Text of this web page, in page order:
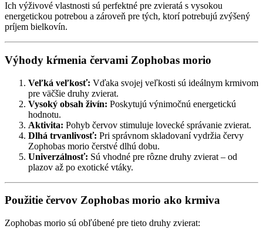
Ich výživové vlastnosti sú perfektné pre zvieratá s vysokou
energetickou potrebou a zároveň pre tých, ktorí potrebujú zvýšený
príjem bielkovín.
Výhody kŕmenia červami Zophobas morio
Veľká veľkosť: Vďaka svojej veľkosti sú ideálnym krmivom
pre väčšie druhy zvierat.
Vysoký obsah živín: Poskytujú výnimočnú energetickú
hodnotu.
Aktivita: Pohyb červov stimuluje lovecké správanie zvierat.
Dlhá trvanlivosť: Pri správnom skladovaní vydržia červy
Zophobas morio čerstvé dlhú dobu.
Univerzálnosť: Sú vhodné pre rôzne druhy zvierat – od
plazov až po exotické vtáky.
Použitie červov Zophobas morio ako krmiva
Zophobas morio sú obľúbené pre tieto druhy zvierat: